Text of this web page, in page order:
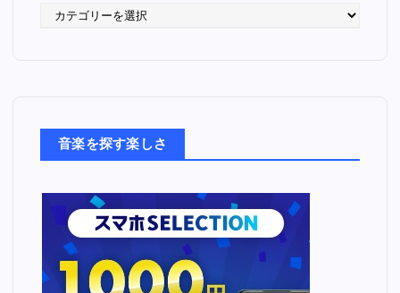
音楽を探す楽しさ